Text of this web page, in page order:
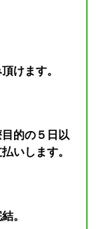
けます。
的の５日以
いします。
。